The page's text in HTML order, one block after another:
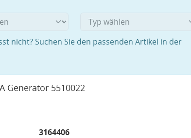
nicht? Suchen Sie den passenden Artikel in der
Generator 5510022
3164406